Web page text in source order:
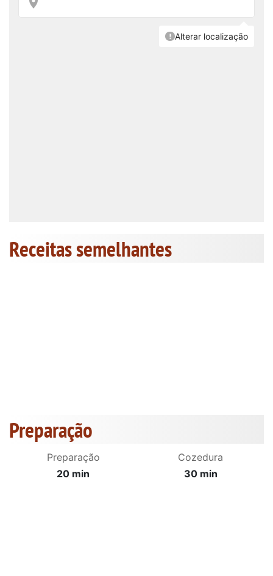
Receitas semelhantes
Preparação
Preparação
20 min
Cozedura
30 min